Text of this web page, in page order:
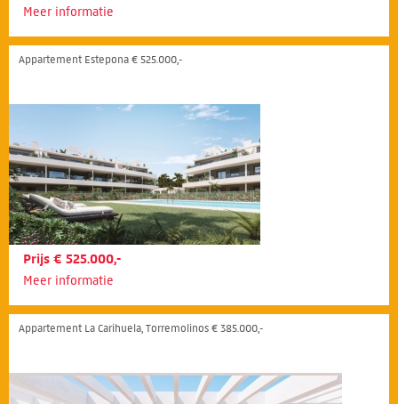
Meer informatie
Appartement Estepona € 525.000,-
Prijs € 525.000,-
Meer informatie
Appartement La Carihuela, Torremolinos € 385.000,-